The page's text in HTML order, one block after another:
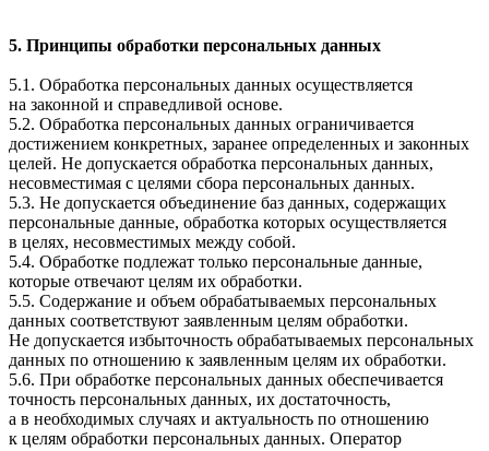
5. Принципы обработки персональных данных
5.1. Обработка персональных данных осуществляется
на законной и справедливой основе.
5.2. Обработка персональных данных ограничивается
достижением конкретных, заранее определенных и законных
целей. Не допускается обработка персональных данных,
несовместимая с целями сбора персональных данных.
5.3. Не допускается объединение баз данных, содержащих
персональные данные, обработка которых осуществляется
в целях, несовместимых между собой.
5.4. Обработке подлежат только персональные данные,
которые отвечают целям их обработки.
5.5. Содержание и объем обрабатываемых персональных
данных соответствуют заявленным целям обработки.
Не допускается избыточность обрабатываемых персональных
данных по отношению к заявленным целям их обработки.
5.6. При обработке персональных данных обеспечивается
точность персональных данных, их достаточность,
а в необходимых случаях и актуальность по отношению
к целям обработки персональных данных. Оператор